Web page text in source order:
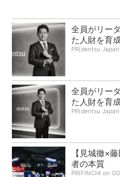
全員がリー
た人財を育
PR(dentsu
全員がリー
た人財を育
PR(dentsu
【見城徹×
者の本質
PR(FINCHI on